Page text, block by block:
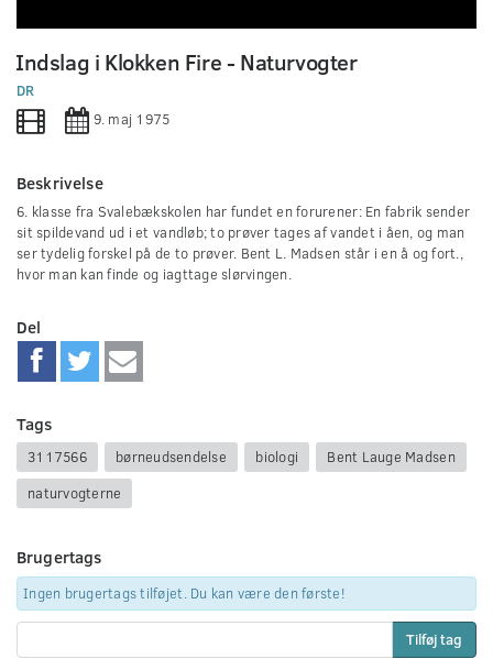
seconds
of
0
seconds
Indslag i Klokken Fire - Naturvogter
DR
9. maj 1975
Beskrivelse
6. klasse fra Svalebækskolen har fundet en forurener: En fabrik sender
sit spildevand ud i et vandløb; to prøver tages af vandet i åen, og man
ser tydelig forskel på de to prøver. Bent L. Madsen står i en å og fort.,
hvor man kan finde og iagttage slørvingen.
Del
Tags
3117566 børneudsendelse biologi
Bent Lauge Madsen
naturvogterne
Brugertags
Ingen brugertags tilføjet. Du kan være den første!
Tilføj tag